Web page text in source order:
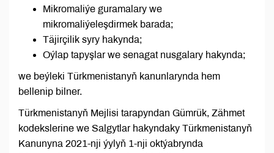
Mikromaliýe guramalary we
mikromaliýeleşdirmek barada;
Täjirçilik syry hakynda;
Oýlap tapyşlar we senagat nusgalary hakynda;
we beýleki Türkmenistanyň kanunlarynda hem
bellenip bilner.
Türkmenistanyň Mejlisi tarapyndan Gümrük, Zähmet
kodekslerine we Salgytlar hakyndaky Türkmenistanyň
Kanunyna 2021-nji ýylyň 1-nji oktýabrynda